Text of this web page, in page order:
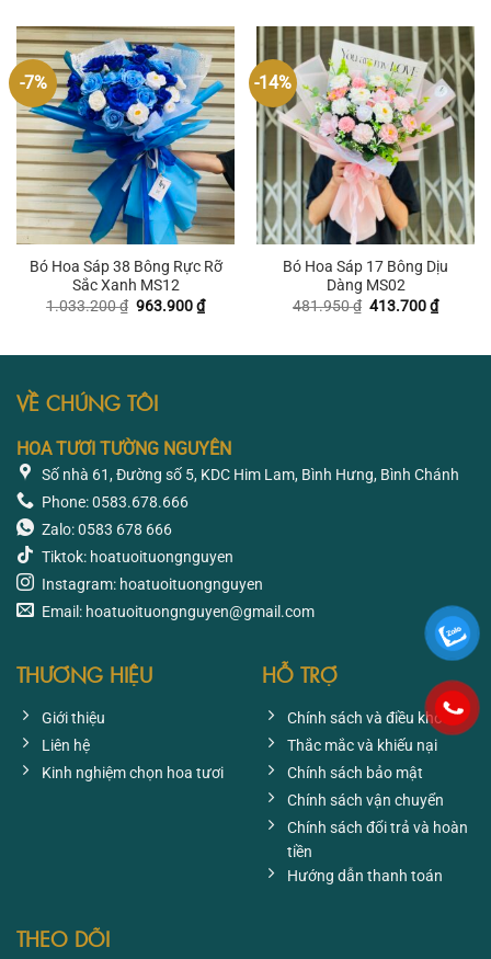
551.250 ₫.
-7%
Bó Hoa Sáp 38 Bông Rực Rỡ
Sắc Xanh MS12
1.033.200₫ Giá
963.900₫Giá
hiện
-14%
Bó Hoa Sáp 17 Bông Dịu
Dàng MS02
481.950₫ Giá
413.700₫Giá
hiện
VỀ CHÚNG TÔI
HOA TƯƠI TƯỜNG NGUYÊN
Số nhà 61, Đường số 5, KDC Him Lam, Bình Hưng, Bình Chánh
Phone: 0583.678.666
Zalo: 0583 678 666
Tiktok: hoatuoituongnguyen
Instagram: hoatuoituongnguyen
Email: hoatuoituongnguyen@gmail.com
THƯƠNG HIỆU
Giới thiệu
Liên hệ
Kinh nghiệm chọn hoa tươi
HỖ TRỢ
Chính sách và điều khoản
Thắc mắc và khiếu nại
Chính sách bảo mật
Chính sách vận chuyển
Chính sách đổi trả và hoàn
tiền
Hướng dẫn thanh toán
THEO DÕI